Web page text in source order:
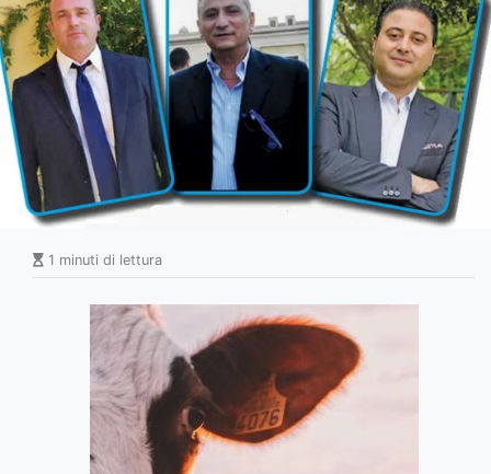
1 minuti di lettura